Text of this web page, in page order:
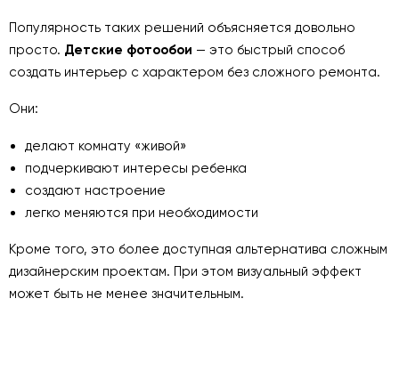
Популярность таких решений объясняется довольно
просто. Детские фотообои — это быстрый способ
создать интерьер с характером без сложного ремонта.
Они:
делают комнату «живой»
подчеркивают интересы ребенка
создают настроение
легко меняются при необходимости
Кроме того, это более доступная альтернатива сложным
дизайнерским проектам. При этом визуальный эффект
может быть не менее значительным.